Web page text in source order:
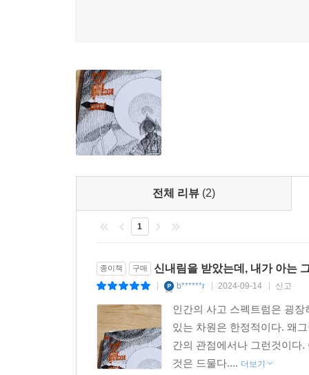
전체 리뷰 (2)
1
종이책 구매 신내림을 받았는데, 내가 아는
b******r 2024-09-14 신고
인간의 사고 스펙트럼은 굉
있는 차원은 한정적이다. 왜
간의 관점에서나 그런것이다
것은 드물다.... 더보기